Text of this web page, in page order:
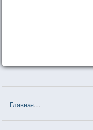
Главная